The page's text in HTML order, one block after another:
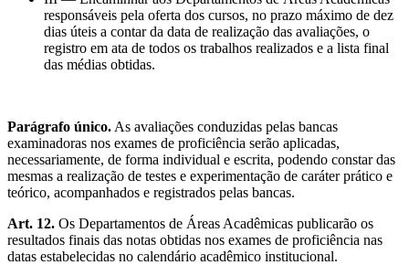
responsáveis pela oferta dos cursos, no prazo máximo de dez
dias úteis a contar da data de realização das avaliações, o
registro em ata de todos os trabalhos realizados e a lista final
das médias obtidas.
Parágrafo único. As avaliações conduzidas pelas bancas
examinadoras nos exames de proficiência serão aplicadas,
necessariamente, de forma individual e escrita, podendo constar das
mesmas a realização de testes e experimentação de caráter prático e
teórico, acompanhados e registrados pelas bancas.
Art. 12. Os Departamentos de Áreas Acadêmicas publicarão os
resultados finais das notas obtidas nos exames de proficiência nas
datas estabelecidas no calendário acadêmico institucional.